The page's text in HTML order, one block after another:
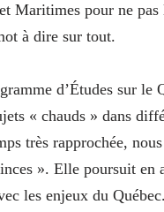
Maritimes pour ne
à dire sur tout.
d’Études sur le
« chauds » dans
très rapprochée,
». Elle poursuit en
les enjeux du Québec.